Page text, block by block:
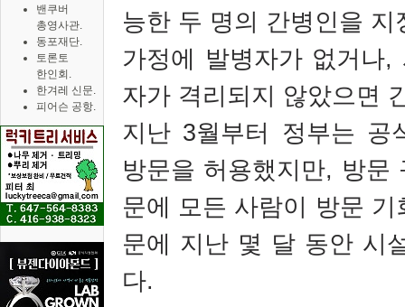
밴쿠버
총영사관.
동포재단.
토론토
한인회.
한겨레 신문.
피어슨 공항.
능한 두 명의 간병인을 지
가정에 발병자가 없거나,
자가 격리되지 않았으면
지난 3월부터 정부는 공
방문을 허용했지만, 방문
문에 모든 사람이 방문
문에 지난 몇 달 동안 시
다.